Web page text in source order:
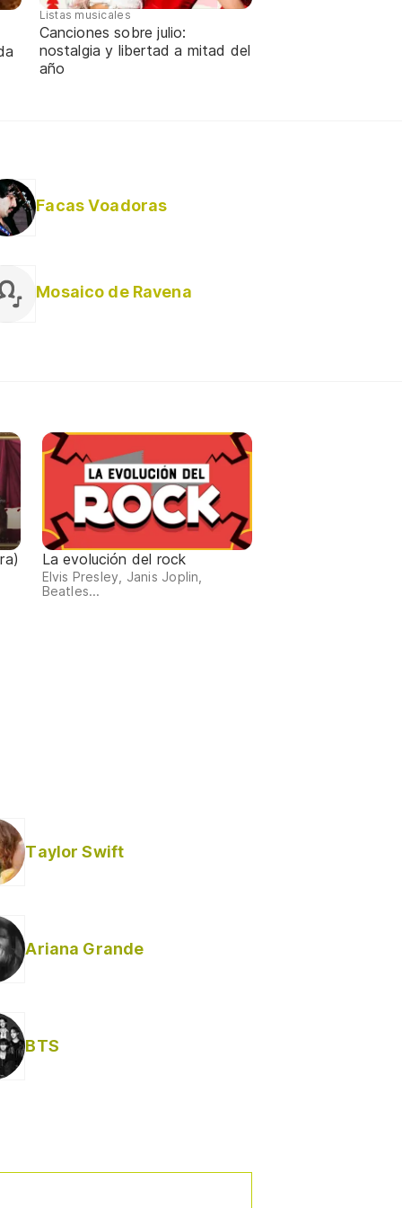
Listas musicales
Canciones sobre julio:
nostalgia y libertad a mitad del
año
Facas Voadoras
Mosaico de Ravena
La evolución del rock
Elvis Presley, Janis Joplin,
Beatles...
Taylor Swift
Ariana Grande
BTS